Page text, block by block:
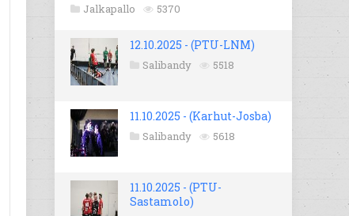
Jalkapallo 5370
12.10.2025 - (PTU-LNM)
Salibandy 5518
11.10.2025 - (Karhut-Josba)
Salibandy 5618
11.10.2025 - (PTU-
Sastamolo)